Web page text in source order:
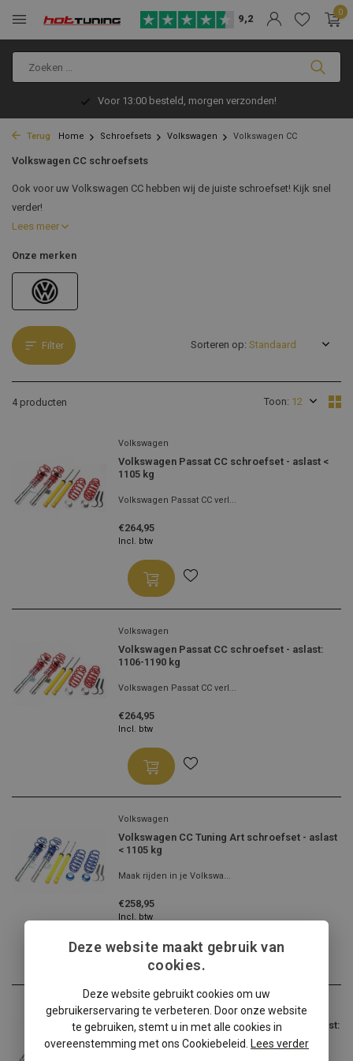
9,2
0
Voor 13:00 besteld, morgen verzonden!
Terug Home Schroefsets Volkswagen Volkswagen CC
Volkswagen CC schroefsets
Ook voor uw Volkswagen CC hebben wij de juiste schroefset! Kijk snel
verder!
Lees meer
Onze merken
Filter
4 producten Toon:
Sorteren op:
Volkswagen
Volkswagen Passat CC schroefset - aslast <
1105 kg
Volkswagen Passat CC verl...
€264,95
Incl. btw
Volkswagen
Volkswagen Passat CC schroefset - aslast:
1106-1190 kg
Volkswagen Passat CC verl...
€264,95
Incl. btw
Volkswagen
Volkswagen CC Tuning Art schroefset - aslast
< 1105 kg
Maak rijden in je Volkswa...
€258,95
Incl. btw
Volkswagen
Volkswagen CC schroefset Tuning Art - aslast:
1106-1190 kg
Deze website maakt gebruik van
cookies.
Deze website gebruikt cookies om uw
gebruikerservaring te verbeteren. Door onze website
te gebruiken, stemt u in met alle cookies in
overeenstemming met ons Cookiebeleid.
Lees verder